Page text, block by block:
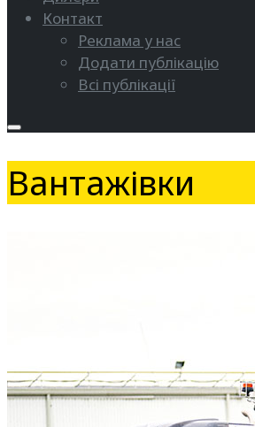
Контакт
Реклама у нас
Додати публікацію
Всі публікації
Вантажівки